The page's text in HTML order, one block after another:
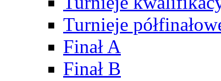
Turnieje
Finał A
Finał B